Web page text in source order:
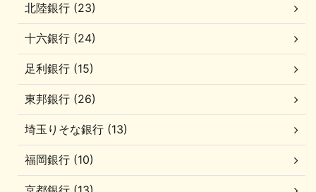
北陸銀行 (23)
十六銀行 (24)
足利銀行 (15)
東邦銀行 (26)
埼玉りそな銀行 (13)
福岡銀行 (10)